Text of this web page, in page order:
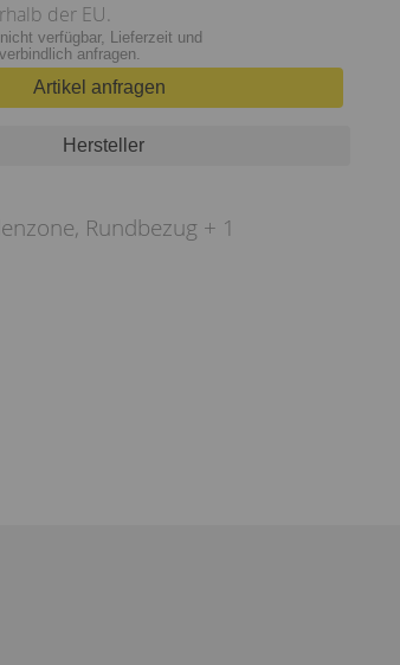
der EU.
verfügbar, Lieferzeit und
anfragen.
Artikel anfragen
Hersteller
Rundbezug + 1